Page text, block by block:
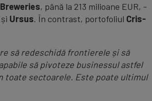
, până la 213 milioane EUR, ­
și Ursus. În contrast, portofoliul Cris-
să redeschidă frontierele și să
să pivoteze businessul astfel
toate sectoarele. Este poate ultimul